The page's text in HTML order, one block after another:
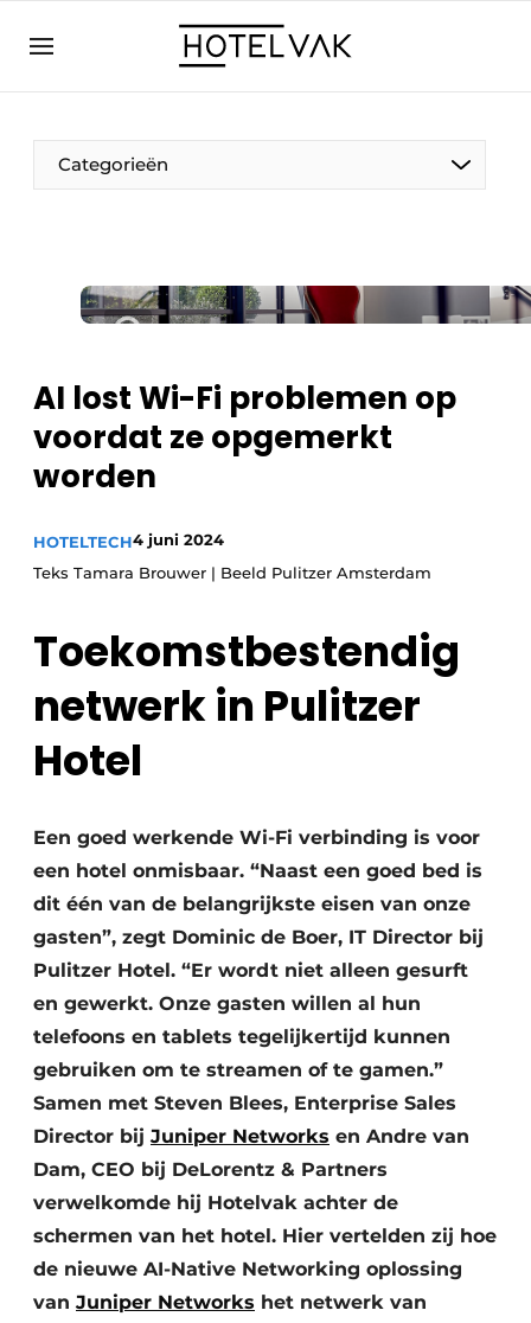
EN
BE
EN
FR
Categorieën
Hoteltech
Personeel & Opleiding
AI lost Wi-Fi problemen op
voordat ze opgemerkt
worden
HOTELTECH4 juni 2024
Teks Tamara Brouwer | Beeld Pulitzer Amsterdam
Toekomstbestendig
netwerk in Pulitzer
Hotel
Een goed werkende Wi-Fi verbinding is voor
een hotel onmisbaar. “Naast een goed bed is
dit één van de belangrijkste eisen van onze
gasten”, zegt Dominic de Boer, IT Director bij
Pulitzer Hotel. “Er wordt niet alleen gesurft
en gewerkt. Onze gasten willen al hun
telefoons en tablets tegelijkertijd kunnen
gebruiken om te streamen of te gamen.”
Samen met Steven Blees, Enterprise Sales
Director bij Juniper Networks en Andre van
Dam, CEO bij DeLorentz & Partners
verwelkomde hij Hotelvak achter de
schermen van het hotel. Hier vertelden zij hoe
de nieuwe AI-Native Networking oplossing
van Juniper Networks het netwerk van